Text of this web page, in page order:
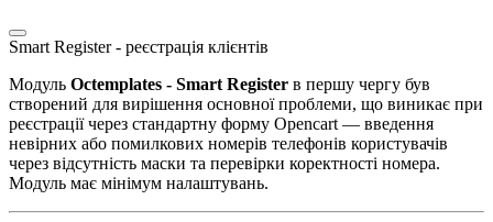
Smart Register - реєстрація клієнтів
Модуль Octemplates - Smart Register в першу чергу був
створений для вирішення основної проблеми, що виникає при
реєстрації через стандартну форму Opencart — введення
невірних або помилкових номерів телефонів користувачів
через відсутність маски та перевірки коректності номера.
Модуль має мінімум налаштувань.